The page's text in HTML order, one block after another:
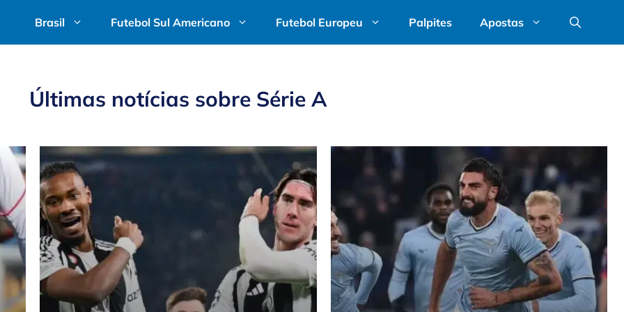
Brasil Futebol Sul Americano Futebol Europeu Palpites Apostas
Últimas notícias sobre Série A